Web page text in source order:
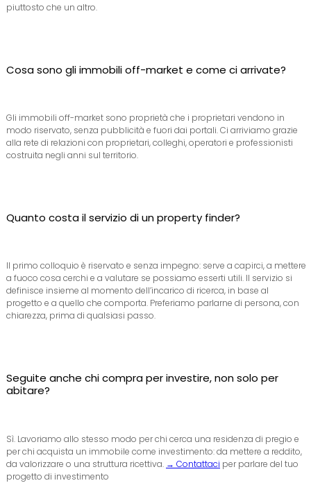
piuttosto che un altro.
Cosa sono gli immobili off-market e come ci arrivate?
Gli immobili off-market sono proprietà che i proprietari vendono in
modo riservato, senza pubblicità e fuori dai portali. Ci arriviamo grazie
alla rete di relazioni con proprietari, colleghi, operatori e professionisti
costruita negli anni sul territorio.
Quanto costa il servizio di un property finder?
Il primo colloquio è riservato e senza impegno: serve a capirci, a mettere
a fuoco cosa cerchi e a valutare se possiamo esserti utili. Il servizio si
definisce insieme al momento dell’incarico di ricerca, in base al
progetto e a quello che comporta. Preferiamo parlarne di persona, con
chiarezza, prima di qualsiasi passo.
Seguite anche chi compra per investire, non solo per
abitare?
Sì. Lavoriamo allo stesso modo per chi cerca una residenza di pregio e
per chi acquista un immobile come investimento: da mettere a reddito,
da valorizzare o una struttura ricettiva. → Contattaci per parlare del tuo
progetto di investimento